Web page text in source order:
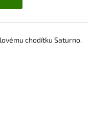
chodítku Saturno.